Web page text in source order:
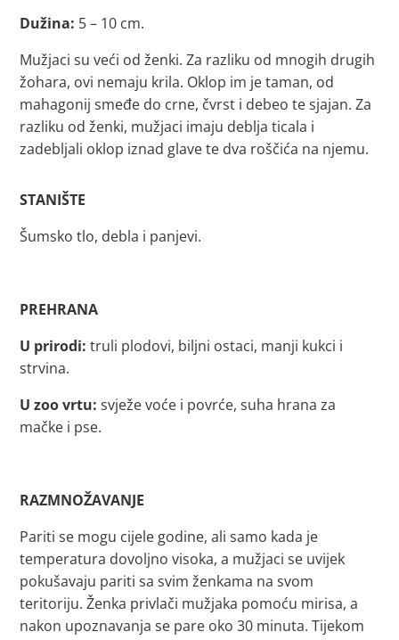
Dužina: 5 – 10 cm.
Mužjaci su veći od ženki.Za razliku od mnogih drugih
žohara, ovi nemaju krila. Oklop im je taman, od
mahagonij smeđe do crne, čvrst i debeo te sjajan. Za
razliku od ženki, mužjaci imaju deblja ticala i
zadebljali oklop iznad glave te dva roščića na njemu.
STANIŠTE
Šumsko tlo, debla i panjevi.
PREHRANA
U prirodi: truli plodovi, biljni ostaci, manji kukci i
strvina.
U zoo vrtu: svježe voće i povrće, suha hrana za
mačke i pse.
RAZMNOŽAVANJE
Pariti se mogu cijele godine, ali samo kada je
temperatura dovoljno visoka, a mužjaci se uvijek
pokušavaju pariti sa svim ženkama na svom
teritoriju. Ženka privlači mužjaka pomoću mirisa, a
nakon upoznavanja se pare oko 30 minuta. Tijekom